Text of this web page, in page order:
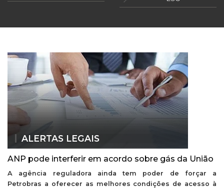
ALERTAS LEGAIS
ANP pode interferir em acordo sobre gás da União
A agência reguladora ainda tem poder de forçar a
Petrobras a oferecer as melhores condições de acesso à